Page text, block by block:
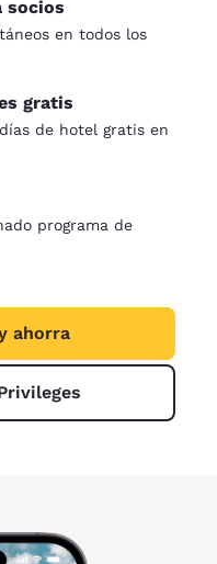
socios
en todos los
gratis
de hotel gratis en
programa de
ahorra